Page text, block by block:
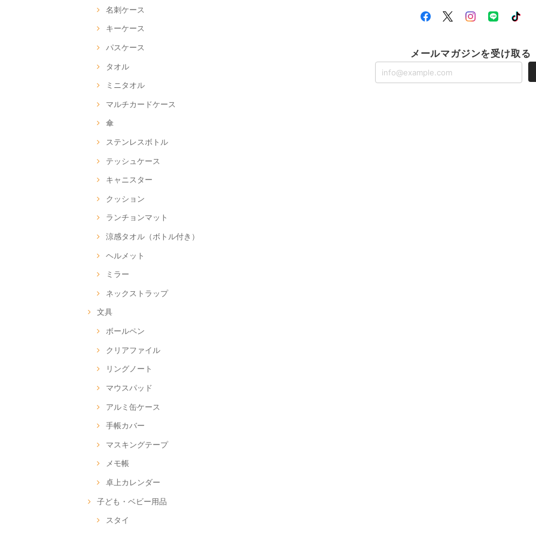
名刺ケース
キーケース
パスケース
タオル
ミニタオル
マルチカードケース
傘
ステンレスボトル
テッシュケース
キャニスター
クッション
ランチョンマット
涼感タオル（ボトル付き）
ヘルメット
ミラー
ネックストラップ
文具
ボールペン
クリアファイル
リングノート
マウスパッド
アルミ缶ケース
手帳カバー
マスキングテープ
メモ帳
卓上カレンダー
子ども・ベビー用品
スタイ
メールマガジンを受け取る